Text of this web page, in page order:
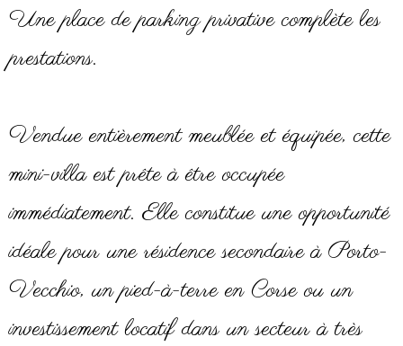
Une place de parking privative complète les
prestations.
Vendue entièrement meublée et équipée, cette
mini-villa est prête à être occupée
immédiatement. Elle constitue une opportunité
idéale pour une résidence secondaire à Porto-
Vecchio, un pied-à-terre en Corse ou un
investissement locatif dans un secteur à très